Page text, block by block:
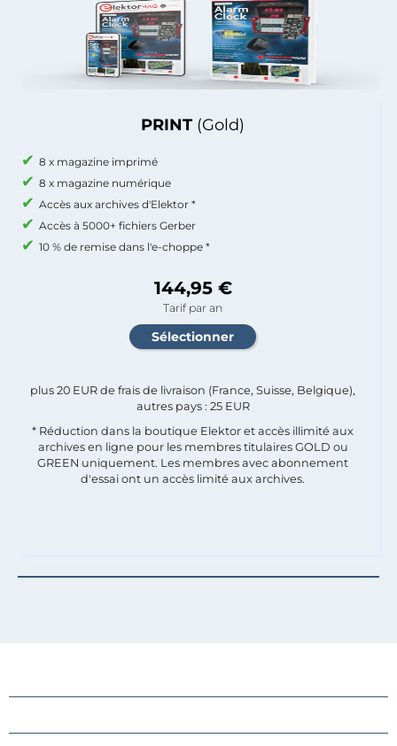
PRINT (Gold)
8 x magazine imprimé
8 x magazine numérique
Accès aux archives d'Elektor *
Accès à 5000+ fichiers Gerber
10 % de remise dans l'e-choppe *
144,95 €
Tarif par an
plus 20 EUR de frais de livraison (France, Suisse, Belgique),
autres pays : 25 EUR
* Réduction dans la boutique Elektor et accès illimité aux
archives en ligne pour les membres titulaires GOLD ou
GREEN uniquement. Les membres avec abonnement
d'essai ont un accès limité aux archives.